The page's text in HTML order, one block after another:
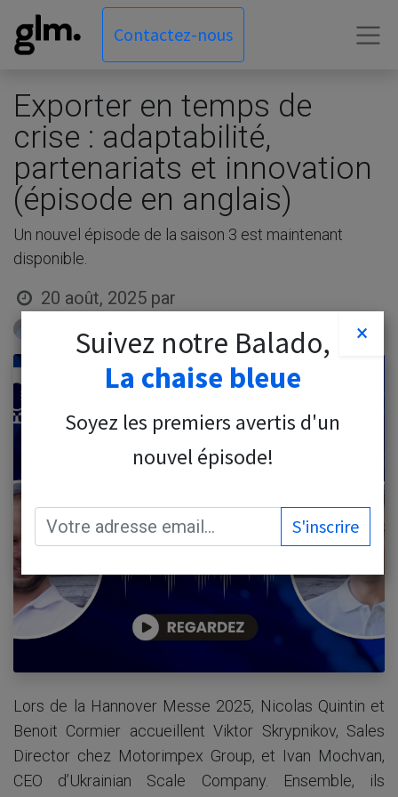
Contactez-nous
Exporter en temps de
crise : adaptabilité,
partenariats et innovation
(épisode en anglais)
Un nouvel épisode de la saison 3 est maintenant
disponible.
20 août, 2025 par
Lors de la Hannover Messe 2025, Nicolas Quintin et
Benoit Cormier accueillent Viktor Skrypnikov, Sales
Director chez Motorimpex Group, et Ivan Mochvan,
CEO d’Ukrainian Scale Company. Ensemble, ils
Suivez notre Balado,
La chaise bleue
Soyez les premiers avertis d'un
nouvel épisode!
×
S'inscrire